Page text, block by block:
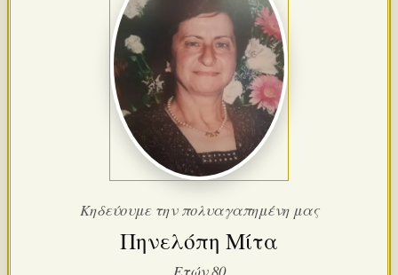
Κηδεύουμε την πολυαγαπημένη μας
Πηνελόπη Μίτα